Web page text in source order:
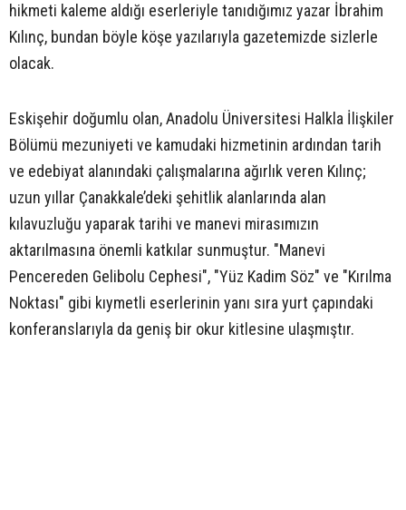
hikmeti kaleme aldığı eserleriyle tanıdığımız yazar İbrahim
Kılınç, bundan böyle köşe yazılarıyla gazetemizde sizlerle
olacak.
Eskişehir doğumlu olan, Anadolu Üniversitesi Halkla İlişkiler
Bölümü mezuniyeti ve kamudaki hizmetinin ardından tarih
ve edebiyat alanındaki çalışmalarına ağırlık veren Kılınç;
uzun yıllar Çanakkale’deki şehitlik alanlarında alan
kılavuzluğu yaparak tarihi ve manevi mirasımızın
aktarılmasına önemli katkılar sunmuştur. "Manevi
Pencereden Gelibolu Cephesi", "Yüz Kadim Söz" ve "Kırılma
Noktası" gibi kıymetli eserlerinin yanı sıra yurt çapındaki
konferanslarıyla da geniş bir okur kitlesine ulaşmıştır.